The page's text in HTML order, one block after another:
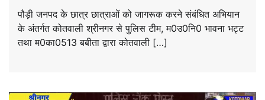
पौड़ी जनपद के छात्र छात्राओं को जागरूक करने संबंधित अभियान
के अंतर्गत कोतवाली श्रीनगर से पुलिस टीम, म0उ0नि0 भावना भट्ट
तथा म0का0513 बबीता द्वारा कोतवाली […]